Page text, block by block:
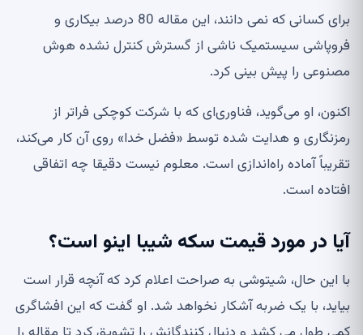
برای کسانی که نمی دانند، این مقاله 80 درصد بیکاری و
فروپاشی سیستمیک ناشی از گسترش کنترل نشده هوش
مصنوعی را پیش بینی کرد.
اکنون، او می‌گوید، فناوری‌ای که با شرکت کوچکی فراتر از
رمزنگاری و هدایت شده توسط «فضل خدا» روی آن کار می‌کند،
تقریباً آماده راه‌اندازی است. معلوم نیست دقیقا چه اتفاقی
افتاده است.
آیا در مورد قیمت سکه شیبا اینو است؟
با این حال، شیتوشی به صراحت اعلام کرد که آنچه قرار است
بیاید، با یک ضربه آشکار نخواهد شد. او گفت که این افشاگری